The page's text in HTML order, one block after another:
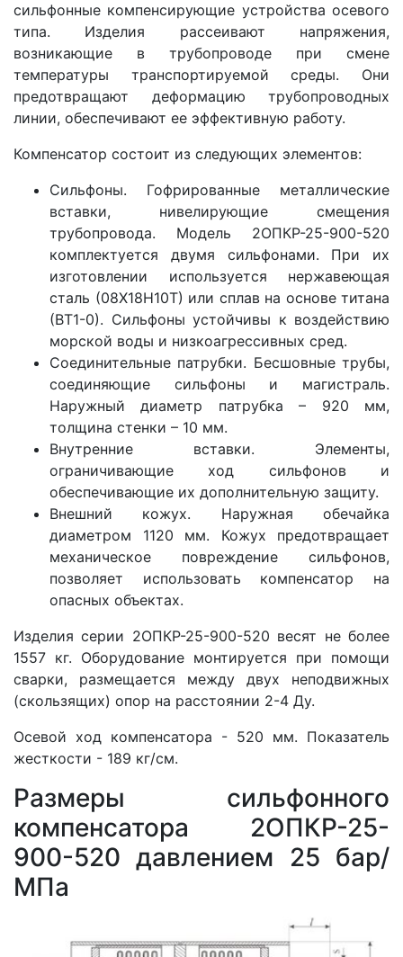
сильфонные компенсирующие устройства осевого
типа. Изделия рассеивают напряжения,
возникающие в трубопроводе при смене
температуры транспортируемой среды. Они
предотвращают деформацию трубопроводных
линии, обеспечивают ее эффективную работу.
Компенсатор состоит из следующих элементов:
Сильфоны. Гофрированные металлические
вставки, нивелирующие смещения
трубопровода. Модель 2ОПКР-25-900-520
комплектуется двумя сильфонами. При их
изготовлении используется нержавеющая
сталь (08Х18Н10Т) или сплав на основе титана
(ВТ1-0). Сильфоны устойчивы к воздействию
морской воды и низкоагрессивных сред.
Соединительные патрубки. Бесшовные трубы,
соединяющие сильфоны и магистраль.
Наружный диаметр патрубка – 920 мм,
толщина стенки – 10 мм.
Внутренние вставки. Элементы,
ограничивающие ход сильфонов и
обеспечивающие их дополнительную защиту.
Внешний кожух. Наружная обечайка
диаметром 1120 мм. Кожух предотвращает
механическое повреждение сильфонов,
позволяет использовать компенсатор на
опасных объектах.
Изделия серии 2ОПКР-25-900-520 весят не более
1557 кг. Оборудование монтируется при помощи
сварки, размещается между двух неподвижных
(скользящих) опор на расстоянии 2-4 Ду.
Осевой ход компенсатора - 520 мм. Показатель
жесткости - 189 кг/см.
Размеры сильфонного
компенсатора 2ОПКР-25-
900-520 давлением 25 бар/
МПа